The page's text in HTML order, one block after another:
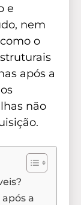
e
nem
o
após a
não
a